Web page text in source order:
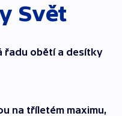
Svět
řadu obětí a desítky
na tříletém maximu,